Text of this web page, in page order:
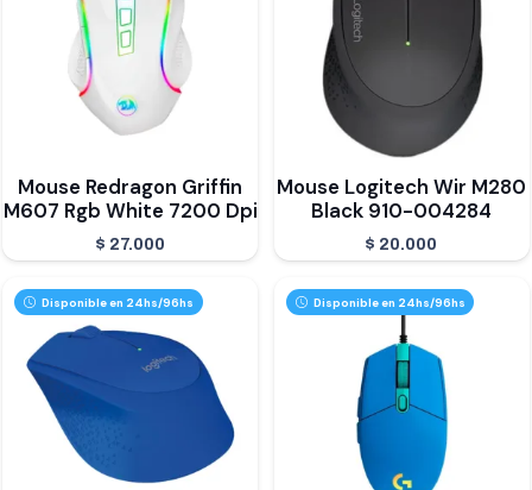
Mouse Redragon Griffin
M607 Rgb White 7200 Dpi
$ 27.000
Mouse Logitech Wir M280
Black 910-004284
$ 20.000
Disponible en 24hs/96hs Disponible en 24hs/96hs